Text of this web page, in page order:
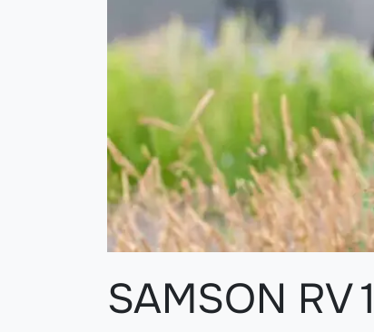
SAMSON RV